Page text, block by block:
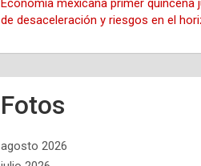
Economía mexicana primer quincena
de desaceleración y riesgos en el
Fotos
agosto 2026